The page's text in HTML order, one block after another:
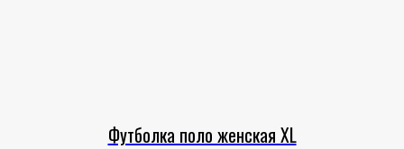
Футболка поло женская XL